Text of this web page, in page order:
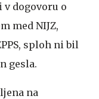
v dogovoru o
med NIJZ,
sploh ni bil
gesla.
na